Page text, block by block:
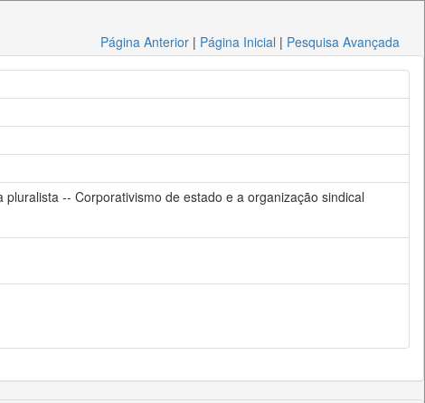
Página Anterior | Página Inicial | Pesquisa Avançada
-- Corporativismo de estado e a organização sindical